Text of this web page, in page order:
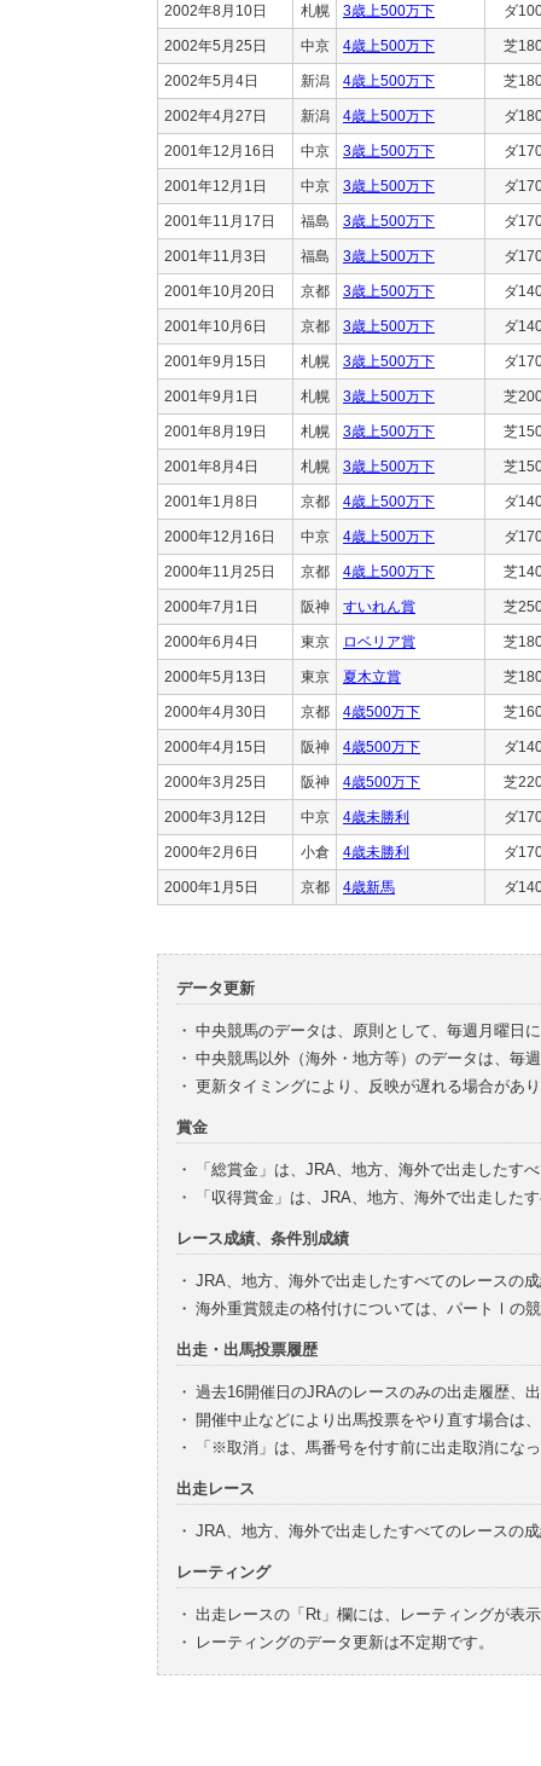
2002年8月10日 札幌 3歳上500万下 ダ
2002年5月25日 中京 4歳上500万下 芝
2002年5月4日 新潟 4歳上500万下 芝
2002年4月27日 新潟 4歳上500万下 ダ
2001年12月16日 中京 3歳上500万下 ダ
2001年12月1日 中京 3歳上500万下 ダ
2001年11月17日 福島 3歳上500万下 ダ
2001年11月3日 福島 3歳上500万下 ダ
2001年10月20日 京都 3歳上500万下 ダ
2001年10月6日 京都 3歳上500万下 ダ
2001年9月15日 札幌 3歳上500万下 ダ
2001年9月1日 札幌 3歳上500万下 芝
2001年8月19日 札幌 3歳上500万下 芝
2001年8月4日 札幌 3歳上500万下 芝
2001年1月8日 京都 4歳上500万下 ダ
2000年12月16日 中京 4歳上500万下 ダ
2000年11月25日 京都 4歳上500万下 芝
2000年7月1日 阪神 すいれん賞 芝
2000年6月4日 東京 ロベリア賞 芝
2000年5月13日 東京 夏木立賞 芝
2000年4月30日 京都 4歳500万下 芝
2000年4月15日 阪神 4歳500万下 ダ
2000年3月25日 阪神 4歳500万下 芝
2000年3月12日 中京 4歳未勝利 ダ
2000年2月6日 小倉 4歳未勝利 ダ
2000年1月5日 京都 4歳新馬 ダ
データ更新
・ 中央競馬のデータは、原則として、毎週月曜日
・ 中央競馬以外（海外・地方等）のデータは、毎
・ 更新タイミングにより、反映が遅れる場合があ
賞金
・
「総賞金」は、JRA、地方、海外で出走したす
・
「収得賞金」は、JRA、地方、海外で出走した
レース成績、条件別成績
・ JRA、地方、海外で出走したすべてのレースの
・ 海外重賞競走の格付けについては、パートⅠの
出走・出馬投票履歴
・ 過去16開催日のJRAのレースのみの出走履歴、
・ 開催中止などにより出馬投票をやり直す場合は
・
「※取消」は、馬番号を付す前に出走取消にな
出走レース
・ JRA、地方、海外で出走したすべてのレースの
レーティング
・ 出走レースの「Rt」欄には、レーティングが表
・
レーティングのデータ更新は不定期です。